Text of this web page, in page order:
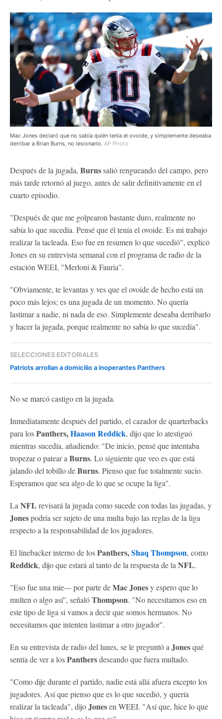
Mac Jones declaró que no sabía quién tenía el ovoide, y simplemente deseaba
derribar a Brian Burns, no lesionarlo. AP Photo
Después de la jugada, Burnssalió rengueando del campo, pero
más tarde retornó al juego, antes de salir definitivamente en el
cuarto episodio.
"Después de que me golpearon bastante duro, realmente no
sabía lo que sucedía. Pensé que él tenía el ovoide. Es mi trabajo
realizar la tacleada. Eso fue en resumen lo que sucedió", explicó
Jones en su entrevista semanal con el programa de radio de la
estación WEEI, "Merloni & Fauria".
"Obviamente, te levantas y ves que el ovoide de hecho está un
poco más lejos; es una jugada de un momento. No quería
lastimar a nadie, ni nada de eso. Simplemente deseaba derribarlo
y hacer la jugada, porque realmente no sabía lo que sucedía".
SELECCIONES EDITORIALES
Patriots arrollan a domicilio a inoperantes Panthers
No se marcó castigo en la jugada.
Inmediatamente después del partido, el cazador de quarterbacks
para losPanthers,Haason Reddick, dijo que lo atestiguó
mientras sucedía, añadiendo: "De inicio, pensé que intentaba
tropezar o patear a Burns. Lo siguiente que veo es que está
jalando del tobillo deBurns. Pienso que fue totalmente sucio.
Esperamos que sea algo de lo que se ocupe la liga''.
La NFL revisará la jugada como sucede con todas las jugadas, y
Jonespodría ser sujeto de una multa bajo las reglas de la liga
respecto a la responsabilidad de los jugadores.
El linebacker interno de losPanthers,Shaq Thompson, como
Reddick, dijo que estará al tanto de la respuesta de la NFL.
"Eso fue una mie--- por parte deMac Jonesy espero que lo
multen o algo así'', señalóThompson. "No necesitamos eso en
este tipo de liga si vamos a decir que somos hermanos. No
necesitamos que intenten lastimar a otro jugador''.
En su entrevista de radio del lunes, se le preguntó a Jonesqué
sentía de ver a losPanthersdeseando que fuera multado.
"Como dije durante el partido, nadie está allá afuera excepto los
jugadores. Así que pienso que es lo que sucedió, y quería
realizar la tacleada", dijoJonesen WEEI. "Así que, hice lo que